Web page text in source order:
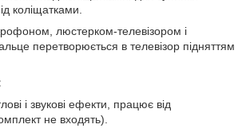
коліщатками.
люстерком-телевізором і
перетворюється в телевізор підняттям
і звукові ефекти, працює від
не входять).